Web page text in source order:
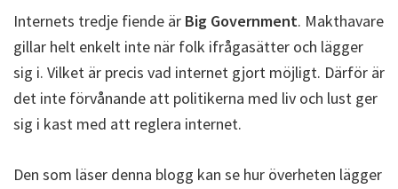
Internets tredje fiende är Big Government. Makthavare
gillar helt enkelt inte när folk ifrågasätter och lägger
sig i. Vilket är precis vad internet gjort möjligt. Därför är
det inte förvånande att politikerna med liv och lust ger
sig i kast med att reglera internet.
Den som läser denna blogg kan se hur överheten lägger